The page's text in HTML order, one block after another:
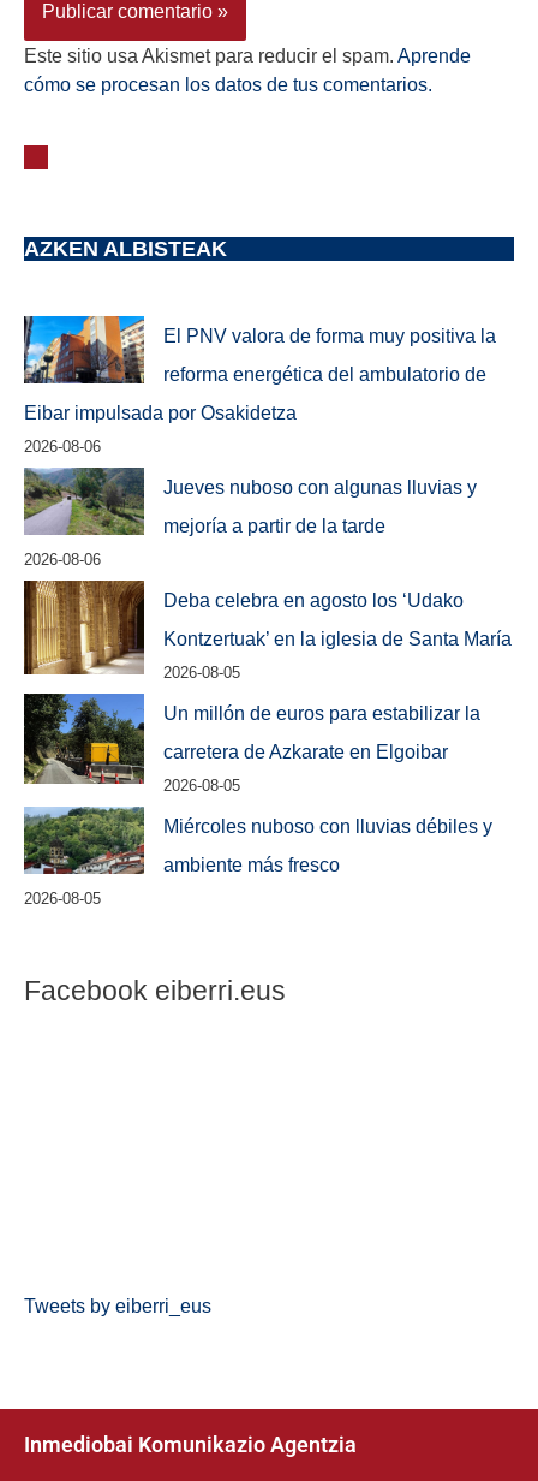
Este sitio usa Akismet para reducir el spam. Aprende
cómo se procesan los datos de tus comentarios.
AZKEN ALBISTEAK
El PNV valora de forma muy positiva la
reforma energética del ambulatorio de
Eibar impulsada por Osakidetza
2026-08-06
Jueves nuboso con algunas lluvias y
mejoría a partir de la tarde
2026-08-06
Deba celebra en agosto los ‘Udako
Kontzertuak’ en la iglesia de Santa María
2026-08-05
Un millón de euros para estabilizar la
carretera de Azkarate en Elgoibar
2026-08-05
Miércoles nuboso con lluvias débiles y
ambiente más fresco
2026-08-05
Facebook eiberri.eus
Tweets by eiberri_eus
Inmediobai Komunikazio Agentzia